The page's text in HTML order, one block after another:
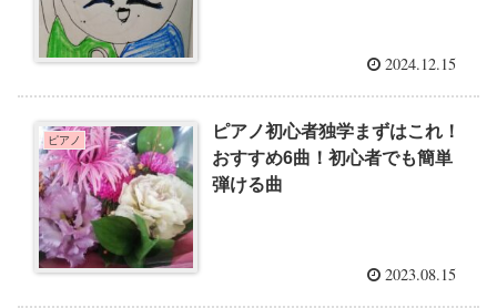
2024.12.15
ピアノ
ピアノ初心者独学まずはこれ！
おすすめ6曲！初心者でも簡単
弾ける曲
2023.08.15